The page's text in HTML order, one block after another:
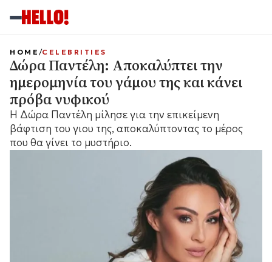
HOME CELEBRITIES
Δώρα Παντέλη: Αποκαλύπτει την
ημερομηνία του γάμου της και κάνει
πρόβα νυφικού
Η Δώρα Παντέλη μίλησε για την επικείμενη
βάφτιση του γιου της, αποκαλύπτοντας το μέρος
που θα γίνει το μυστήριο.